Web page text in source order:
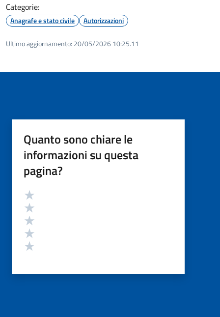
Categorie:
Anagrafe e stato civile Autorizzazioni
Ultimo aggiornamento: 20/05/2026 10:25.11
Quanto sono chiare le
informazioni su questa
pagina?
Valutazione